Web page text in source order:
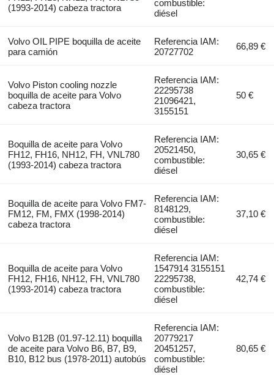
(1993-2014) cabeza tractora
combustible:
diésel
Volvo OIL PIPE boquilla de aceite
para camión
Referencia IAM:
20727702
66,89 €
Volvo Piston cooling nozzle
boquilla de aceite para Volvo
cabeza tractora
Referencia IAM:
22295738
21096421,
3155151
50 €
Boquilla de aceite para Volvo
FH12, FH16, NH12, FH, VNL780
(1993-2014) cabeza tractora
Referencia IAM:
20521450,
combustible:
diésel
30,65 €
Boquilla de aceite para Volvo FM7-
FM12, FM, FMX (1998-2014)
cabeza tractora
Referencia IAM:
8148129,
combustible:
diésel
37,10 €
Boquilla de aceite para Volvo
FH12, FH16, NH12, FH, VNL780
(1993-2014) cabeza tractora
Referencia IAM:
1547914 3155151
22295738,
combustible:
diésel
42,74 €
Volvo B12B (01.97-12.11) boquilla
de aceite para Volvo B6, B7, B9,
B10, B12 bus (1978-2011) autobús
Referencia IAM:
20779217
20451257,
combustible:
diésel
80,65 €